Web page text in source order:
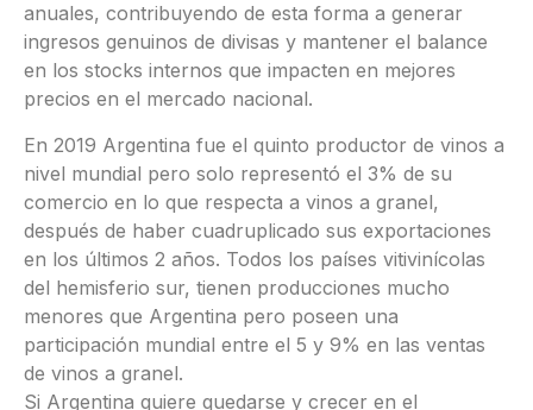
anuales, contribuyendo de esta forma a generar
ingresos genuinos de divisas y mantener el balance
en los stocks internos que impacten en mejores
precios en el mercado nacional.
En 2019 Argentina fue el quinto productor de vinos a
nivel mundial pero solo representó el 3% de su
comercio en lo que respecta a vinos a granel,
después de haber cuadruplicado sus exportaciones
en los últimos 2 años. Todos los países vitivinícolas
del hemisferio sur, tienen producciones mucho
menores que Argentina pero poseen una
participación mundial entre el 5 y 9% en las ventas
de vinos a granel.
Si Argentina quiere quedarse y crecer en el